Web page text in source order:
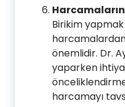
Birikim
önemlidir. Dr.
yaparken
harcamayı